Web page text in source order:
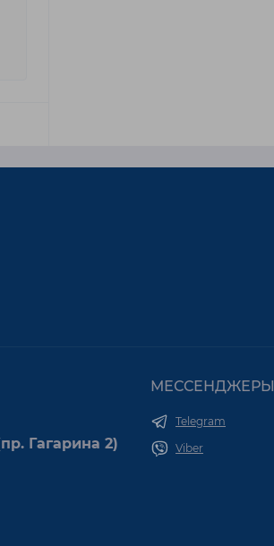
Гагарина 2)
МЕССЕНДЖЕРЫ
Telegram
Viber